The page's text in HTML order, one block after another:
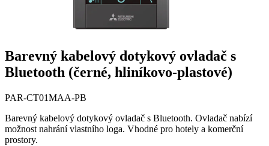
Barevný kabelový dotykový ovladač s
Bluetooth (černé, hliníkovo-plastové)
PAR-CT01MAA-PB
Barevný kabelový dotykový ovladač s Bluetooth. Ovladač nabízí
možnost nahrání vlastního loga. Vhodné pro hotely a komerční
prostory.